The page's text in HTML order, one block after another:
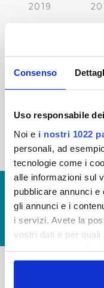
Consenso
Uso responsabile
Noi e i nostri 1022
personali, ad
tecnologie come i
alle informazioni sul
pubblicare annunci
gli annunci e i
i servizi. Avete la
vostri dati e per
in cui avete
modificare o
2019
2011
« prima ‹
© Copyright 2017 -